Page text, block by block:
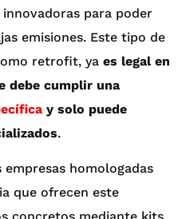
para poder
emisiones. Este tipo de
retrofit, ya es legal en
debe cumplir una
y solo puede
.
homologadas
que ofrecen este